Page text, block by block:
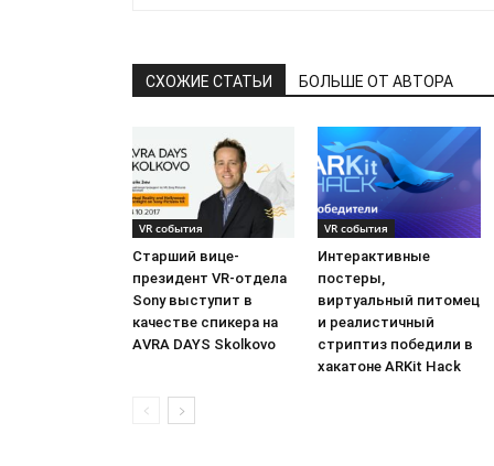
СХОЖИЕ СТАТЬИ БОЛЬШЕ ОТ АВТОРА
VR события
Старший вице-
президент VR-отдела
Sony выступит в
качестве спикера на
AVRA DAYS Skolkovo
VR события
Интерактивные
постеры,
виртуальный питомец
и реалистичный
стриптиз победили в
хакатоне ARKit Hack